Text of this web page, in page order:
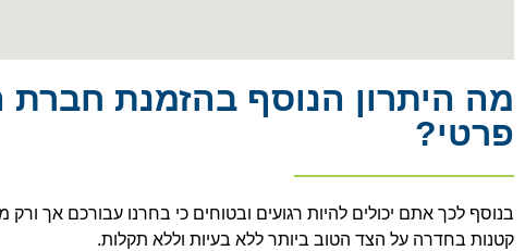
מה היתרון הנוסף בהזמנת חברת
פרטי?
בנוסף לכך אתם יכולים להיות רגועים ובטוחים כי בחרנו עבורכם אך
קטנות בחדרה על הצד הטוב ביותר ללא בעיות וללא תקלות.